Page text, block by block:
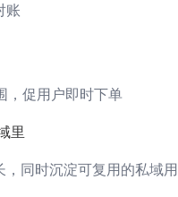
账
，促用户即时下单
里
同时沉淀可复用的私域